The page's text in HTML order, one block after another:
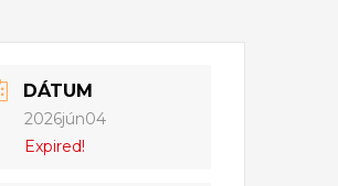
DÁTUM
2026jún04
Expired!